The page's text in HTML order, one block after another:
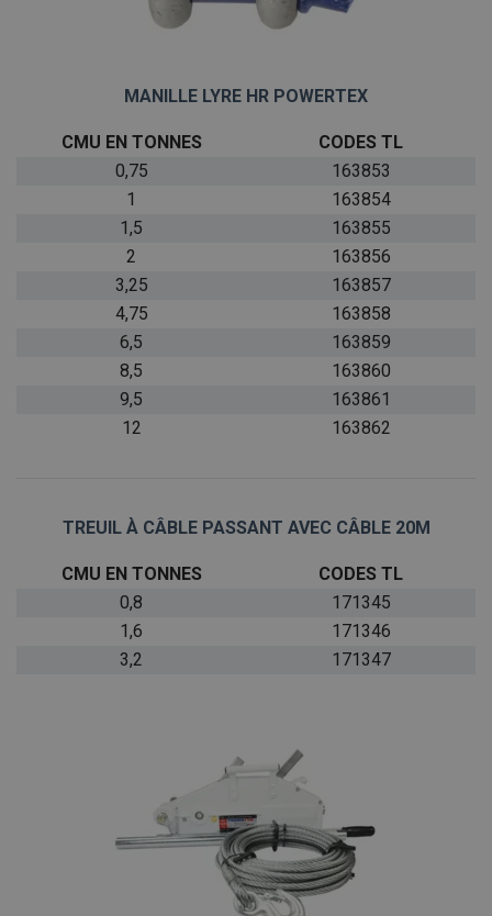
MANILLE LYRE HR POWERTEX
CMU EN TONNES
CODES TL
0,75
163853
1
163854
1,5
163855
2
163856
3,25
163857
4,75
163858
6,5
163859
8,5
163860
9,5
163861
12
163862
TREUIL ÀCÂBLE PASSANT AVEC CÂBLE 20M
CMU EN TONNES
CODES TL
0,8
171345
1,6
171346
3,2
171347